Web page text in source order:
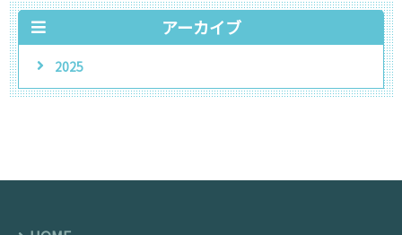
アーカイブ
2025